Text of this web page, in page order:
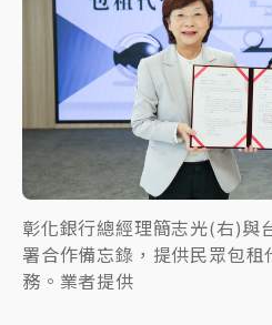
故宮《龍藏經》特展第2檔
周六起展出延長至晚上7時
台東農業處長涉圖利渡假村
押庭
父親節泡湯了！中颱白海豚
雨熱區曝
彰化銀行總經理簡志光(右)與
署合作備忘錄，提供民眾包
務。業者提供